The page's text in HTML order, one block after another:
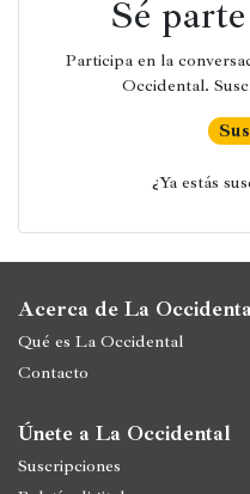
Sé
Participa en la
Occidental.
¿Ya estás
Acerca de La
Qué es La Occidental
Contacto
Únete a La Occidental
Suscripciones